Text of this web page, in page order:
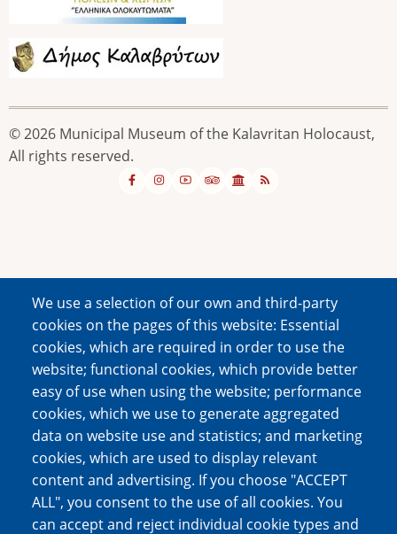
We use a selection of our own and third-party
cookies on the pages of this website: Essential
cookies, which are required in order to use the
website; functional cookies, which provide better
easy of use when using the website; performance
cookies, which we use to generate aggregated
data on website use and statistics; and marketing
cookies, which are used to display relevant
content and advertising. If you choose "ACCEPT
ALL", you consent to the use of all cookies. You
can accept and reject individual cookie types and
Image
© 2026 Municipal Museum of the Kalavritan Holocaust,
All rights reserved.